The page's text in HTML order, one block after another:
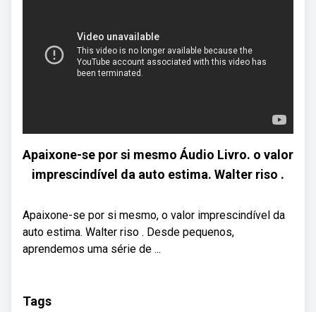
Apaixone-se por si mesmo Áudio Livro. o valor
imprescindível da auto estima. Walter riso .
Apaixone-se por si mesmo, o valor imprescindível da
auto estima. Walter riso . Desde pequenos,
aprendemos uma série de ...
Tags